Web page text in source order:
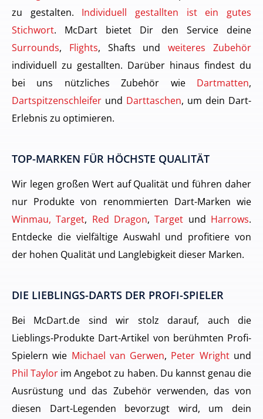
zu gestalten. Individuell gestallten ist ein gutes
Stichwort. McDart bietet Dir den Service deine
Surrounds, Flights, Shafts undweiteres Zubehör
individuell zu gestallten. Darüber hinaus findest du
bei uns nützliches Zubehör wie Dartmatten,
Dartspitzenschleifer und Darttaschen, um dein Dart-
Erlebnis zu optimieren.
TOP-MARKEN FÜR HÖCHSTE QUALITÄT
Wir legen großen Wert auf Qualität und führen daher
nur Produkte von renommierten Dart-Marken wie
Winmau, Target, Red Dragon,Target und Harrows.
Entdecke die vielfältige Auswahl und profitiere von
der hohen Qualität und Langlebigkeit dieser Marken.
DIE LIEBLINGS-DARTS DER PROFI-SPIELER
Bei McDart.de sind wir stolz darauf, auch die
Lieblings-Produkte Dart-Artikel von berühmten Profi-
Spielern wie Michael van Gerwen, Peter Wrightund
Phil Taylor im Angebot zu haben. Du kannst genau die
Ausrüstung und das Zubehör verwenden, das von
diesen Dart-Legenden bevorzugt wird, um dein